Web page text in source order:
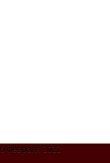
6 февраля 2022